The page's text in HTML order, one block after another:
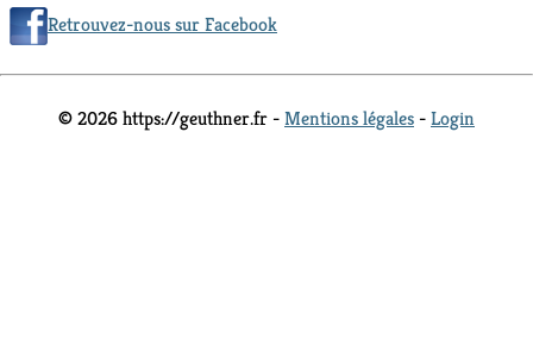
Retrouvez-nous sur Facebook
© 2026 https://geuthner.fr -Mentions légales -Login